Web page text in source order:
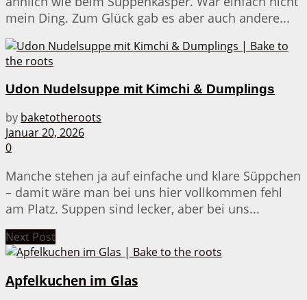
mein Ding. Zum Glück gab es aber auch andere...
Udon Nudelsuppe mit Kimchi & Dumplings
by baketotheroots
Januar 20, 2026
0
Manche stehen ja auf einfache und klare Süppchen
– damit wäre man bei uns hier vollkommen fehl
am Platz. Suppen sind lecker, aber bei uns...
Next Post
Apfelkuchen im Glas